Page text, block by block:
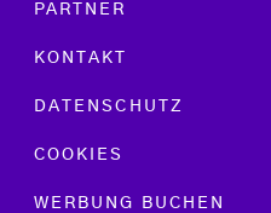
PARTNER
KONTAKT
DATENSCHUTZ
COOKIES
WERBUNG BUCHEN